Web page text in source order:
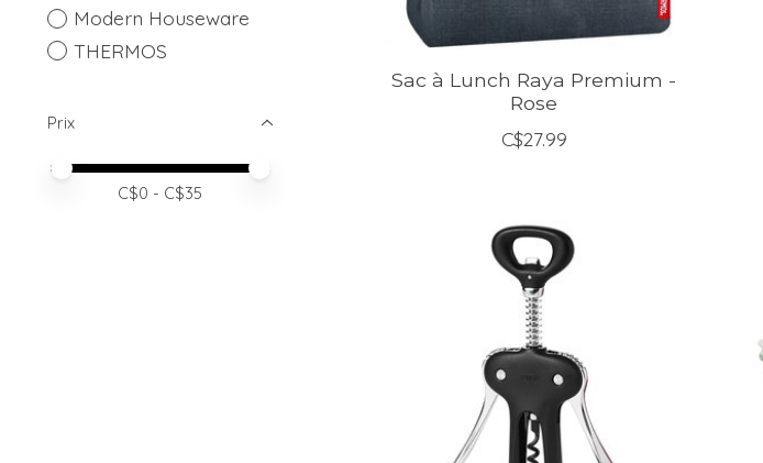
Modern Houseware
THERMOS
Prix
Prix minimum
Price maximum value
C$0 - C$35
Sac à Lunch Raya Premium -
Rose
C$27.99